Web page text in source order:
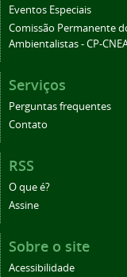
Eventos Especiais
Comissão Permanente
Ambientalistas - CP-
Serviços
Perguntas frequentes
Contato
RSS
O que é?
Assine
Sobre o site
Acessibilidade